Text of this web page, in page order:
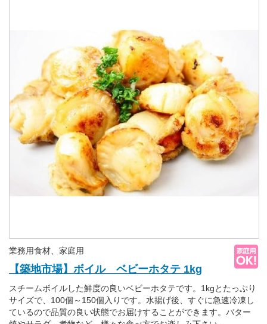
業務用食材、家庭用
【築地市場】ボイル ベビーホタテ 1kg
スチームボイルした鮮度の良いベビーホタテです。1kgとたっぷり
サイズで、100個～150個入りです。水揚げ後、すぐに急速冷凍し
ているので品質の良い状態でお届けすることができます。バター